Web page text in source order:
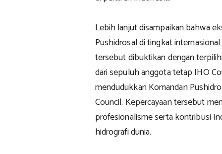
Lebih lanjut disampaikan bahwa
Pushidrosal di tingkat
tersebut dibuktikan dengan
dari sepuluh anggota tetap IHO
mendudukkan Komandan
Council. Kepercayaan tersebut
profesionalisme serta kontribusi
hidrografi dunia.